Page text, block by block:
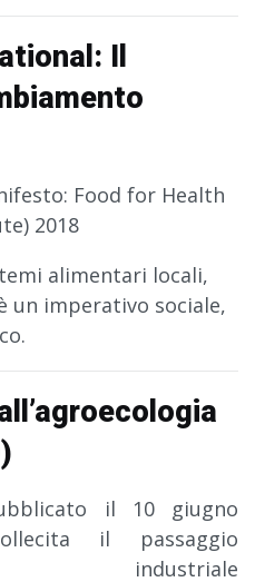
Il
Food for Health
2018
alimentari locali,
un imperativo sociale,
il 10 giugno
il passaggio
industriale